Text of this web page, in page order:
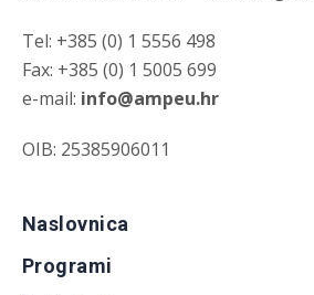
Tel: +385 (0) 1 5556 498
Fax: +385 (0) 1 5005 699
e-mail: info@ampeu.hr
OIB: 25385906011
Naslovnica
Programi